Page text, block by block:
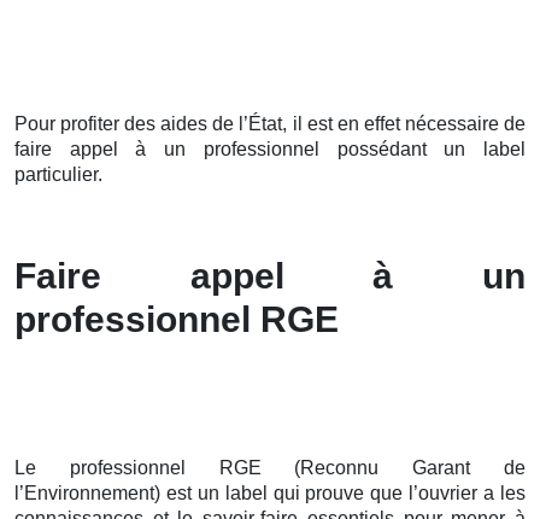
Pour profiter des aides de l’État, il est en effet nécessaire de
faire appel à un professionnel possédant un label
particulier.
Faire appel à un
professionnel RGE
Le professionnel RGE (Reconnu Garant de
l’Environnement) est un label qui prouve que l’ouvrier a les